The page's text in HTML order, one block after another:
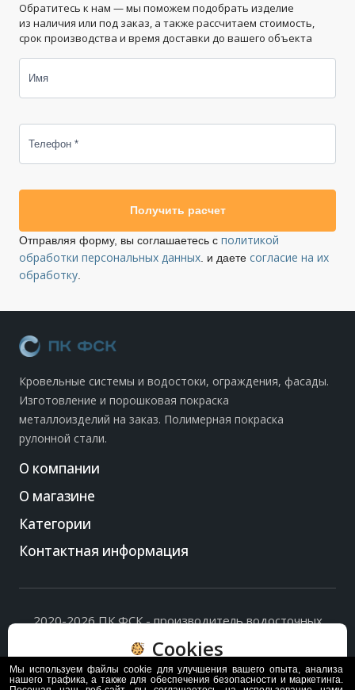
Обратитесь к нам — мы поможем подобрать изделие
из наличия или под заказ, а также рассчитаем стоимость,
срок производства и время доставки до вашего объекта
Имя
Телефон *
Получить расчет
Отправляя форму, вы соглашаетесь с политикой
обработки персональных данных. и даете согласие на их
обработку.
Кровельные системы и водостоки, ограждения, фасады.
Изготовление и порошковая покраска
металлоизделий на заказ. Полимерная покраска
рулонной стали.
О компании
О магазине
Категории
Контактная информация
2020-2026 ПК ФСК - производитель водосточных
Политика обработки персональных данных
на их обработку.
Cookies
Пользуясь сайтом, вы соглашаетесь с политикой
Мы используем файлы cookie для улучшения вашего опыта, анализа
нашего трафика, а также для обеспечения безопасности и маркетинга.